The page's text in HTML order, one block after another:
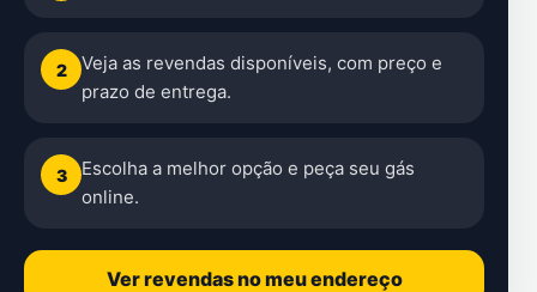
2
Veja as revendas disponíveis, com preço e
prazo de entrega.
3
Escolha a melhor opção e peça seu gás
online.
Ver revendas no meu endereço